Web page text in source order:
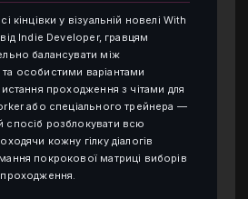
кінцівки у візуальній новелі With
Indie Developer, гравцям
балансувати між
особистими варіантами
проходження з чітами для
або спеціального трейнера —
спосіб розблокувати всю
кожну гілку діалогів
покрокової матриці виборів
проходження.